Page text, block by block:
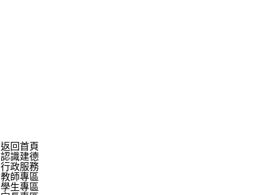
返回首頁
認識建德
行政服務
教師專區
學生專區